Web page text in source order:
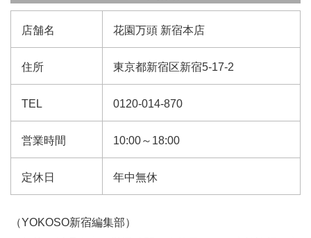
店舗名 花園万頭 新宿本店
住所 東京都新宿区新宿5-17-2
TEL 0120-014-870
営業時間 10:00～18:00
定休日 年中無休
（YOKOSO新宿編集部）